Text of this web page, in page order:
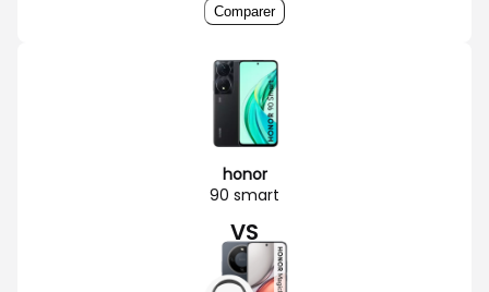
Comparer
honor
90 smart
VS